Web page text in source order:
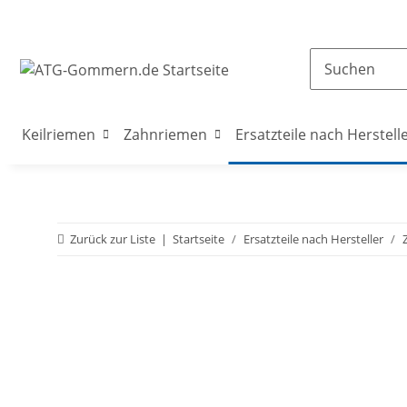
Keilriemen Zahnriemen Ersatzteile nach
Zurück zur Liste Startseite Ersatzteile nach Hersteller